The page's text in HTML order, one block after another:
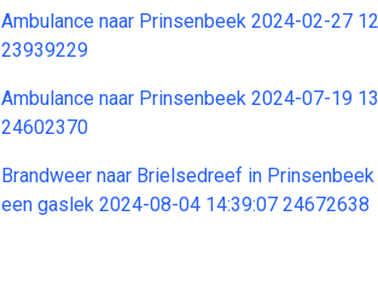
Ambulance naar Prinsenbeek 2024-02-27
23939229
Ambulance naar Prinsenbeek 2024-07-19
24602370
Brandweer naar Brielsedreef in Prinsenbeek
een gaslek 2024-08-04 14:39:07 24672638